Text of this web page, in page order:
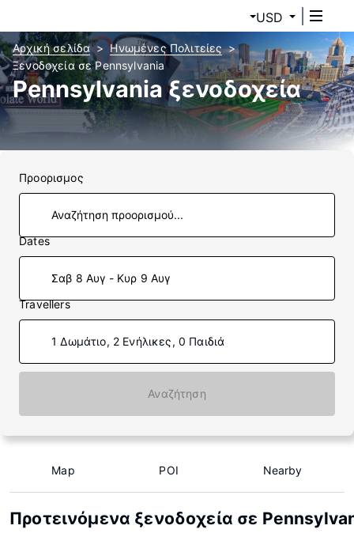
USD
Αρχική σελίδα
Ηνωμένες Πολιτείες
Ξενοδοχεία σε Pennsylvania
Pennsylvania ξενοδοχεία
Προορισμος
Dates
Σαβ 8 Αυγ - Κυρ 9 Αυγ
Travellers
1 Δωμάτιο, 2 Ενήλικες, 0 Παιδιά
Αναζήτηση
Map POI Nearby
Προτεινόμενα ξενοδοχεία σε